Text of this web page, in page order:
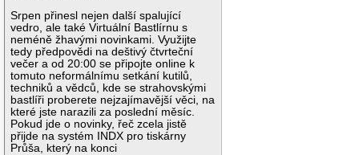
Srpen přinesl nejen další spalující
vedro, ale také Virtuální Bastlírnu s
neméně žhavými novinkami. Využijte
tedy předpovědi na deštivý čtvrteční
večer a od 20:00 se připojte online k
tomuto neformálnímu setkání kutilů,
techniků a vědců, kde se strahovskými
bastlíři proberete nejzajímavější věci, na
které jste narazili za poslední měsíc.
Pokud jde o novinky, řeč zcela jistě
přijde na systém INDX pro tiskárny
Průša, který na konci